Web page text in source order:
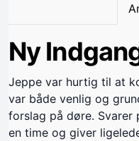
Ny
Jeppe var hurtig til at
var både venlig og
forslag på døre. Svarer
en time og giver